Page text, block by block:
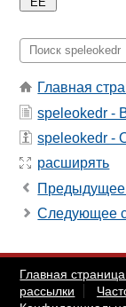
Главная
speleokedr -
speleokedr -
расширять
Следующее
Главная
рассылки